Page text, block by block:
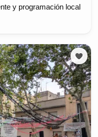
y programación local